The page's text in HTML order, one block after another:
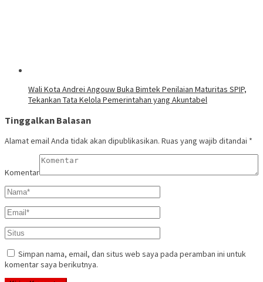
Wali Kota Andrei Angouw Buka Bimtek Penilaian Maturitas SPIP,
Tekankan Tata Kelola Pemerintahan yang Akuntabel
Tinggalkan Balasan
Alamat email Anda tidak akan dipublikasikan. Ruas yang wajib ditandai *
Komentar
Simpan nama, email, dan situs web saya pada peramban ini untuk
komentar saya berikutnya.